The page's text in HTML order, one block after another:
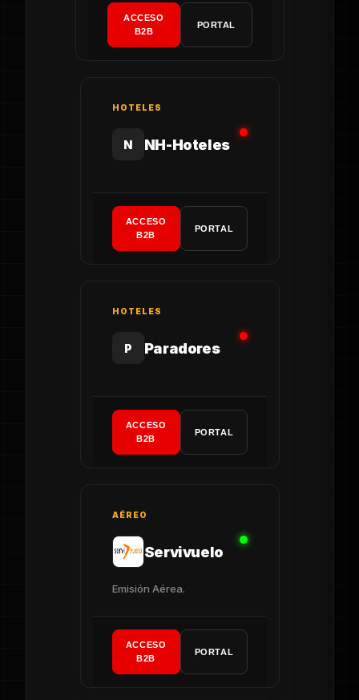
ACCESO
B2B
PORTAL
HOTELES
N NH-Hoteles
ACCESO
B2B
PORTAL
HOTELES
P Paradores
ACCESO
B2B
PORTAL
AÉREO
Servivuelo
Emisión Aérea.
ACCESO
B2B
PORTAL